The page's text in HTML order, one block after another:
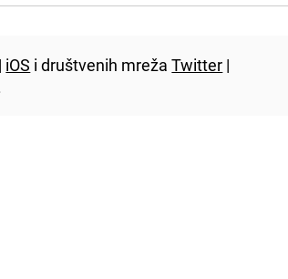
| iOS i društvenih mrežaTwitter |